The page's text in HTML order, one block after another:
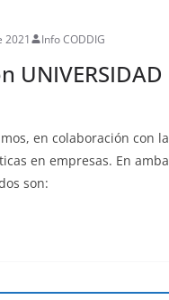
2021 Info CODDIG
UNIVERSIDAD
en colaboración con la
en empresas. En
son: